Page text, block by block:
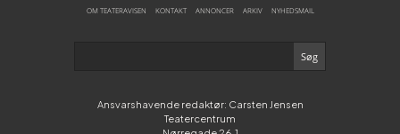
OM TEATERAVISEN KONTAKT ANNONCER ARKIV NYHEDSMAIL
Ansvarshavende redaktør: Carsten Jensen
Teatercentrum